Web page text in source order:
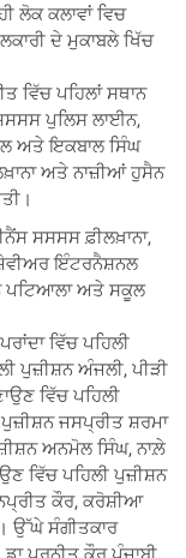
ਲੋਕ ਕਲਾਵਾਂ ਵਿਚ
ਦੇ ਮੁਕਾਬਲੇ ਖਿੱਚ
ਵਿੱਚ ਪਹਿਲਾਂ ਸਥਾਨ
ਪੁਲਿਸ ਲਾਈਨ,
ਅਤੇ ਇਕਬਾਲ ਸਿੰਘ
ਅਤੇ ਨਾਜ਼ੀਆਂ ਹੁਸੈਨ
ਸਸਸਸ ਫ਼ੀਲਖ਼ਾਨਾ,
ਇੰਟਰਨੈਸ਼ਨਲ
ਪਟਿਆਲਾ ਅਤੇ ਸਕੂਲ
ਵਿੱਚ ਪਹਿਲੀ
ਪੁਜ਼ੀਸ਼ਨ ਅੰਜਲੀ, ਪੀੜੀ
ਵਿੱਚ ਪਹਿਲੀ
ਜਸਪ੍ਰੀਤ ਸ਼ਰਮਾ
ਅਨਮੋਲ ਸਿੰਘ, ਨਾਲ਼ੇ
ਵਿੱਚ ਪਹਿਲੀ ਪੁਜ਼ੀਸ਼ਨ
ਕੌਰ, ਕਰੋਸ਼ੀਆ
ਉੱਘੇ ਸੰਗੀਤਕਾਰ